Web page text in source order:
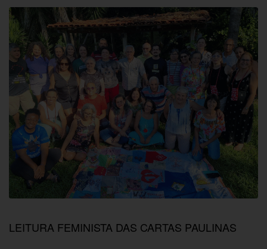
LEITURA FEMINISTA DAS CARTAS PAULINAS